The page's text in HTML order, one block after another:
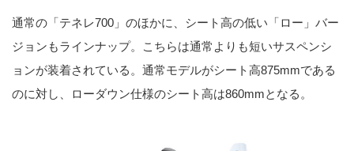
通常の「テネレ700」のほかに、シート高の低い「ロー」バー
ジョンもラインナップ。こちらは通常よりも短いサスペンシ
ョンが装着されている。通常モデルがシート高875mmである
のに対し、ローダウン仕様のシート高は860mmとなる。